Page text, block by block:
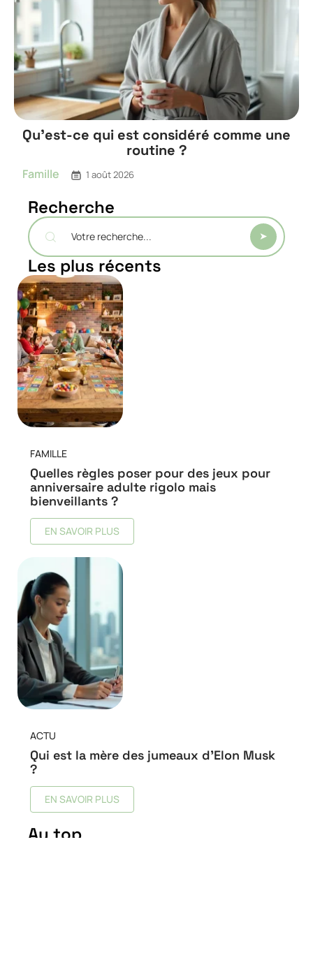
Qu’est-ce qui est considéré comme une
routine ?
Famille 1 août 2026
Recherche
Les plus récents
FAMILLE
Quelles règles poser pour des jeux pour
anniversaire adulte rigolo mais
bienveillants ?
EN SAVOIR PLUS
ACTU
Qui est la mère des jumeaux d’Elon Musk
?
EN SAVOIR PLUS
Au top